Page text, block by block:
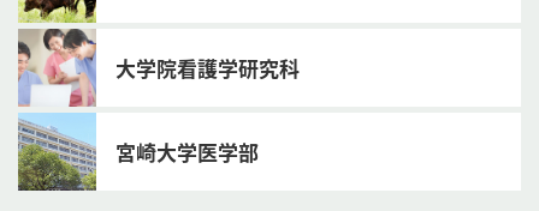
大学院看護学研究科
宮崎大学医学部